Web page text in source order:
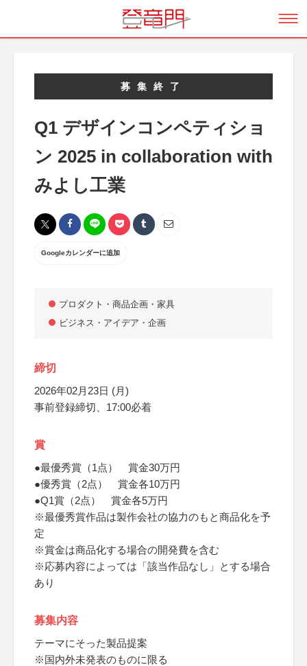
募集終了
Q1 デザインコンペティショ
ン 2025 in collaboration with
みよし工業
Googleカレンダーに追加
プロダクト・商品企画・家具
ビジネス・アイデア・企画
締切
2026年02月23日 (月)
事前登録締切、17:00必着
賞
●最優秀賞（1点） 賞金30万円
●優秀賞（2点） 賞金各10万円
●Q1賞（2点） 賞金各5万円
※最優秀賞作品は製作会社の協力のもと商品化を予
定
※賞金は商品化する場合の開発費を含む
※応募内容によっては「該当作品なし」とする場合
あり
募集内容
テーマにそった製品提案
※国内外未発表のものに限る